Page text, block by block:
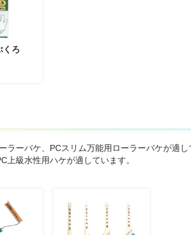
くろ
ーバケ、PCスリム万能用ローラーバケが適し
上級水性用ハケが適しています。